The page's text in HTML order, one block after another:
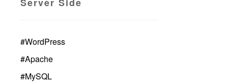
#WordPress
#Apache
#MySQL